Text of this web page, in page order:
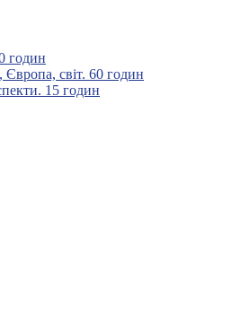
годин
світ. 60 годин
15 годин